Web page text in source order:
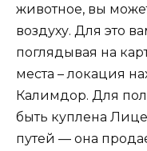
животное, вы
воздуху. Для это
поглядывая на
места – локация
Калимдор. Для
быть куплена
путей — она